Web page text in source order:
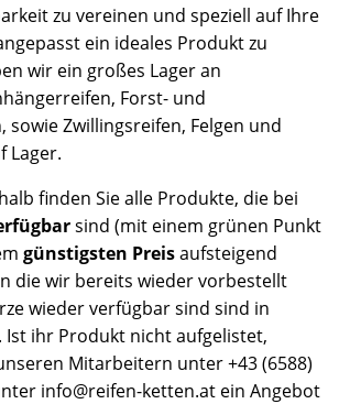
zu vereinen und speziell auf Ihre
ein ideales Produkt zu
wir ein großes Lager an
Forst- und
sowie Zwillingsreifen, Felgen und
Lager.
finden Sie alle Produkte, die bei
sind (mit einem grünen Punkt
günstigsten Preisaufsteigend
die wir bereits wieder vorbestellt
wieder verfügbar sind sind in
ihr Produkt nicht aufgelistet,
Mitarbeitern unter +43 (6588)
info@reifen-ketten.at ein Angebot